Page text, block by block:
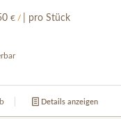
€ / | pro Stück
Details anzeigen